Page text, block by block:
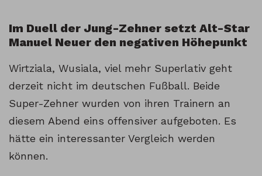
Im Duell der Jung-Zehner setzt Alt-Star
Manuel Neuer den negativen Höhepunkt
Wirtziala, Wusiala, viel mehr Superlativ geht
derzeit nicht im deutschen Fußball. Beide
Super-Zehner wurden von ihren Trainern an
diesem Abend eins offensiver aufgeboten. Es
hätte ein interessanter Vergleich werden
können.